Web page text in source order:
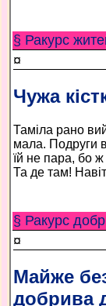
§ Ракурс
¤
Чужа
Таміла рано
мала. Подруги
їй не пара, бо
Та де там!
§ Ракурс
¤
Майже
добрива